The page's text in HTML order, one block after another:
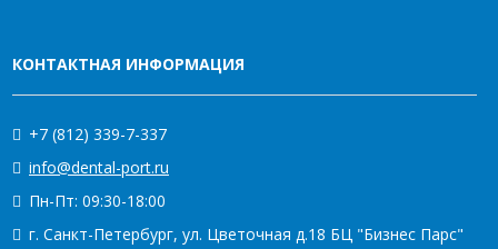
КОНТАКТНАЯ ИНФОРМАЦИЯ
+7 (812) 339-7-337
info@dental-port.ru
Пн-Пт: 09:30-18:00
г. Санкт-Петербург, ул. Цветочная д.18 БЦ "Бизнес Парс"